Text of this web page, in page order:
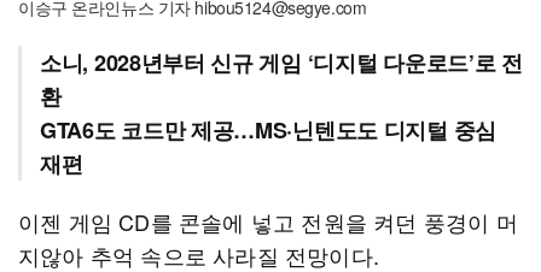
이승구 온라인뉴스 기자 hibou5124@segye.com
소니, 2028년부터 신규 게임 ‘디지털 다운로드’로 전
환
GTA6도 코드만 제공…MS·닌텐도도 디지털 중심
재편
이젠 게임 CD를 콘솔에 넣고 전원을 켜던 풍경이 머
지않아 추억 속으로 사라질 전망이다.